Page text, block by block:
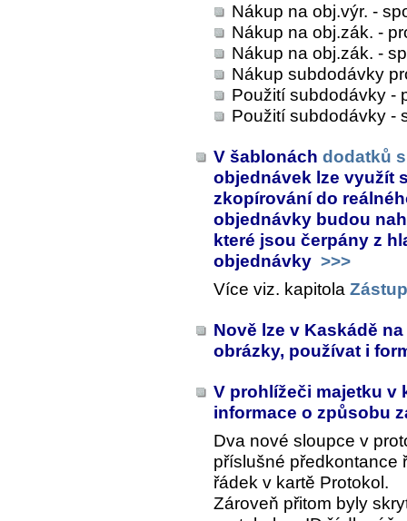
Nákup na obj.výr. -
Nákup na obj.zák. -
Nákup na obj.zák. -
Nákup subdodávky
Použití subdodávky -
Použití subdodávky -
V šablonách dodatků
objednávek lze využít
zkopírování do
objednávky budou
které jsou čerpány z
objednávky >>>
Více viz. kapitola
Nově lze v Kaskádě
obrázky, používat i
V prohlížeči majetku v
informace o způsobu
Dva nové sloupce v
příslušné předkontance
řádek v kartě Protokol .
Zároveň přitom byly